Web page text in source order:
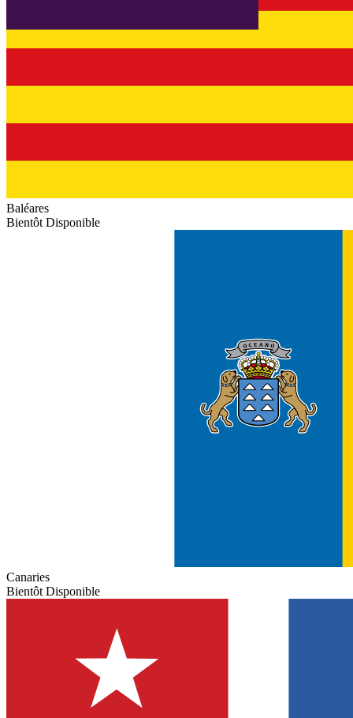
Baléares
Bientôt Disponible
Canaries
Bientôt Disponible